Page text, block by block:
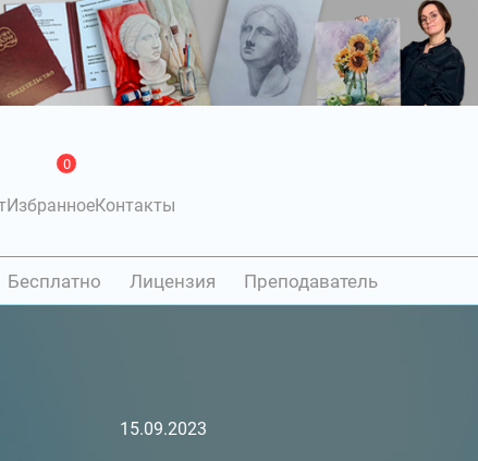
Избранное
0
Контакты
Бесплатно Лицензия Преподаватель
15.09.2023